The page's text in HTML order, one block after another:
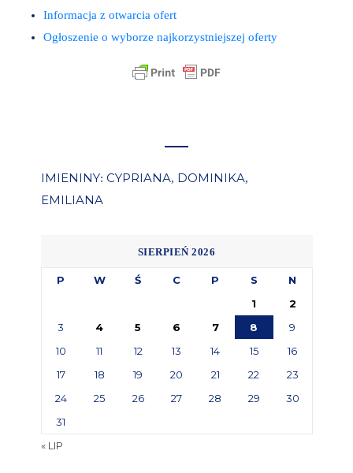
Informacja z otwarcia ofert
Ogłoszenie o wyborze najkorzystniejszej oferty
IMIENINY: CYPRIANA, DOMINIKA,
EMILIANA
SIERPIEŃ 2026
P W Ś C P S
N
1
2
3
4 5 6 7 8
9
10
11 12 13 14 15
16
17
18 19 20 21 22
23
24
25 26 27 28 29
30
31
« LIP